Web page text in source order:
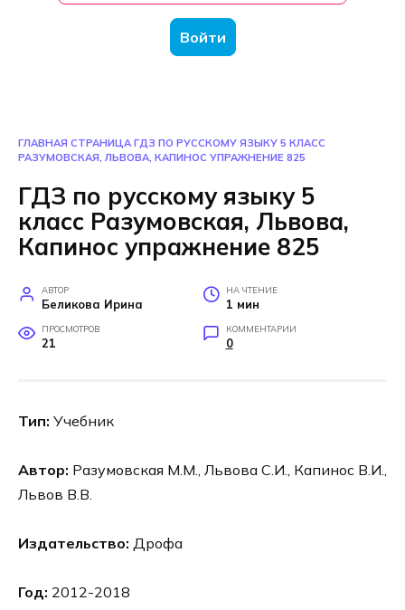
Войти
ГЛАВНАЯ СТРАНИЦА ГДЗ ПО РУССКОМУ ЯЗЫКУ 5 КЛАСС
РАЗУМОВСКАЯ, ЛЬВОВА, КАПИНОС УПРАЖНЕНИЕ 825
ГДЗ по русскому языку 5
класс Разумовская, Львова,
Капинос упражнение 825
АВТОР
Беликова Ирина
НА ЧТЕНИЕ
1 мин
ПРОСМОТРОВ
21
КОММЕНТАРИИ
0
Тип: Учебник
Автор: Разумовская М.М., Львова С.И., Капинос В.И.,
Львов В.В.
Издательство: Дрофа
Год: 2012-2018